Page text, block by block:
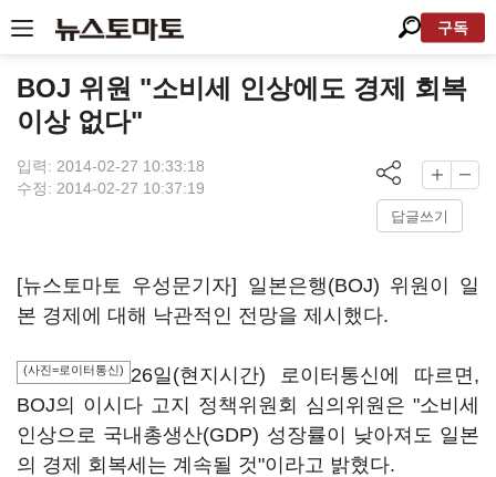
구독
BOJ 위원 "소비세 인상에도 경제 회복
이상 없다"
입력: 2014-02-27 10:33:18
수정: 2014-02-27 10:37:19
답글쓰기
[뉴스토마토 우성문기자] 일본은행(BOJ) 위원이 일
본 경제에 대해 낙관적인 전망을 제시했다.
(사진=로이터통신)
26일(현지시간) 로이터통신에 따르면,
BOJ의 이시다 고지 정책위원회 심의위원은 "소비세
인상으로 국내총생산(GDP) 성장률이 낮아져도 일본
의 경제 회복세는 계속될 것"이라고 밝혔다.